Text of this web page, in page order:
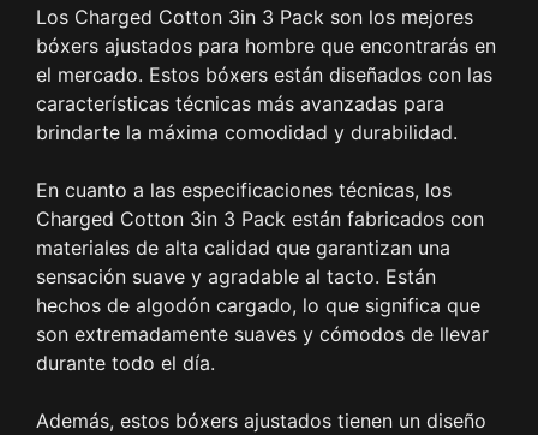
Los Charged Cotton 3in 3 Pack son los mejores
bóxers ajustados para hombre que encontrarás en
el mercado. Estos bóxers están diseñados con las
características técnicas más avanzadas para
brindarte la máxima comodidad y durabilidad.
En cuanto a las especificaciones técnicas, los
Charged Cotton 3in 3 Pack están fabricados con
materiales de alta calidad que garantizan una
sensación suave y agradable al tacto. Están
hechos de algodón cargado, lo que significa que
son extremadamente suaves y cómodos de llevar
durante todo el día.
Además, estos bóxers ajustados tienen un diseño